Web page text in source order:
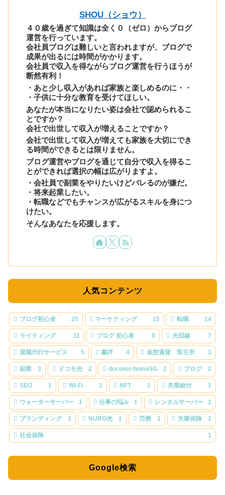
SHOU（ショウ）
４０歳を過ぎて知識は全く０（ゼロ）からブログ
運営を行っています。
会社員ブログは難しいと言われますが、ブログで
成果が出るには時間がかかります。
会社員で収入を得ながらブログ運営を行うほうが
断然有利！
・あと少し収入があれば家族と楽しめるのに・・
・子供に十分な教育を受けてほしい。
あなたが本当になりたい姿は会社で認められるこ
とですか？
会社で出世して収入が増えることですか？
会社で出世して収入が増えても家族を大切にでき
る時間ができるとは限りません。
ブログ運営やブログを通じて自分で収入を得るこ
とができれば選択の幅は広がりますよ。
・会社員で副業をやりたいけどバレるのが嫌だ。
・将来起業したい。
・転職などでもチャンスが広がるスキルを身につ
けたい。
そんなあなたを応援します。
人気コンテンツ
ブログ初心者 25 マーケティング 15 転職 14
ライティング 11 ブログ 初心者 8 光回線 7
退職代行サービス 5 書評 4 仮想通貨 取引所 3
副業 3 ドコモ光 2 docomo home5G 2 ブログ 2
SEO 1 Wi-Fi 1 NFT 1 失業給付 1
ウォーターサーバー 1 仕事の悩み 1 レンタルサーバー 1
ブランディング 1 NURO光 1 労務 1 失業保険 1
社会保険 1
Google検索